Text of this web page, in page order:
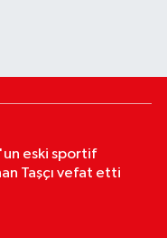
eski sportif
Taşçı vefat etti